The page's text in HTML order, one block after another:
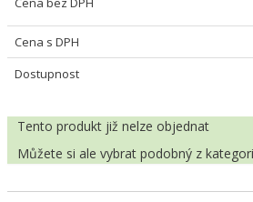
Cena s DPH
Dostupnost
Tento produkt již nelze objednat
Můžete si ale vybrat podobný z